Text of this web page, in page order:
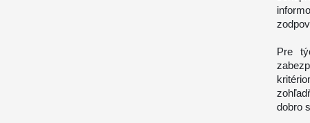
Pre
dobro